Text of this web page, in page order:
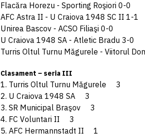
Flacăra Horezu - Sporting Roşiori 0-0
AFC Astra II - U Craiova 1948 SC II 1-1
Unirea Bascov - ACSO Filiaşi 0-0
U Craiova 1948 SA - Atletic Bradu 3-0
Turris Oltul Turnu Măgurele - Viitorul
Clasament – seria III
1. Turris Oltul Turnu Măgurele 3
2. U Craiova 1948 SA 3
3. SR Municipal Braşov 3
4. FC Voluntari II 3
5. AFC Hermannstadt II 1